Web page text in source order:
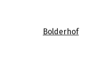
Bolderhof